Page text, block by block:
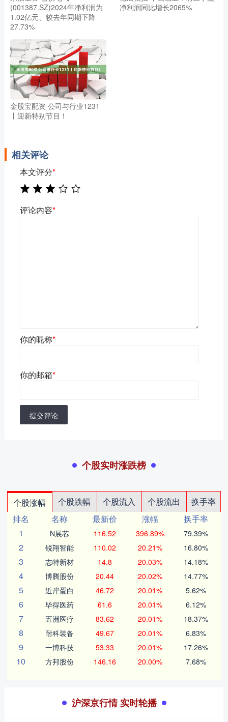
(001387.SZ)2024年净利润为
1.02亿元、较去年同期下降
27.73%
净利润同比增长2065%
金股宝配资 公司与行业1231
丨迎新特别节目！
相关评论
本文评分*
评论内容*
你的昵称*
你的邮箱*
提交评论
个股实时涨跌榜
个股涨幅 个股跌幅 个股流入 个股流出
换手率
排名
名称 最新价 涨幅
换手率
1
N展芯 116.52 396.89% 79.39%
2 锐翔智能 110.02 20.21% 16.80%
3 志特新材 14.8 20.03% 14.18%
4 博腾股份 20.44 20.02% 14.77%
5 近岸蛋白 46.72 20.01% 5.62%
6 毕得医药 61.6 20.01% 6.12%
7 五洲医疗 83.62 20.01% 18.37%
8 耐科装备 49.67 20.01% 6.83%
9 一博科技 53.33 20.01% 17.26%
10 方邦股份 146.16 20.00% 7.68%
沪深京行情 实时轮播